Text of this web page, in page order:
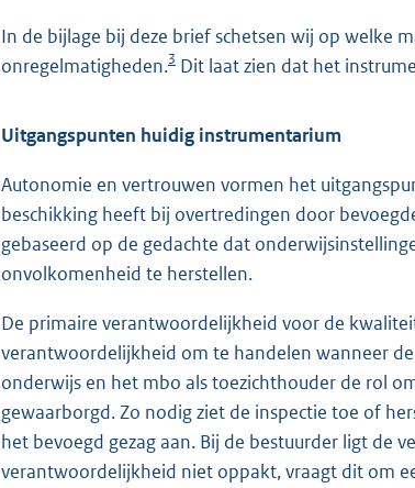
In de bijlage bij deze brief schetsen wij op welke
onregelmatigheden.3 Dit laat zien dat het
Uitgangspunten huidig instrumentarium
Autonomie en vertrouwen vormen het
beschikking heeft bij overtredingen door
gebaseerd op de gedachte dat
onvolkomenheid te herstellen.
De primaire verantwoordelijkheid voor de
verantwoordelijkheid om te handelen wanneer
onderwijs en het mbo als toezichthouder de rol
gewaarborgd. Zo nodig ziet de inspectie toe of
het bevoegd gezag aan. Bij de bestuurder ligt de
verantwoordelijkheid niet oppakt, vraagt dit om